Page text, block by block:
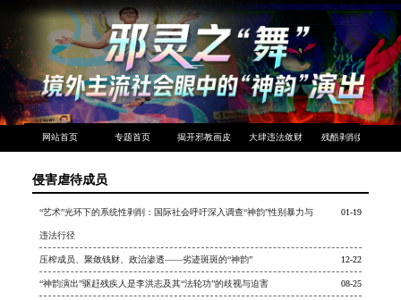
网站首页 专题首页 揭开邪教画皮 大肆违法敛财 残酷剥削奴役
侵害虐待成员
“艺术”光环下的系统性剥削：国际社会呼吁深入调查“神韵”性别暴力与
违法行径
01-19
压榨成员、聚敛钱财、政治渗透——劣迹斑斑的“神韵” 12-22
“神韵演出”驱赶残疾人是李洪志及其“法轮功”的歧视与迫害 08-25